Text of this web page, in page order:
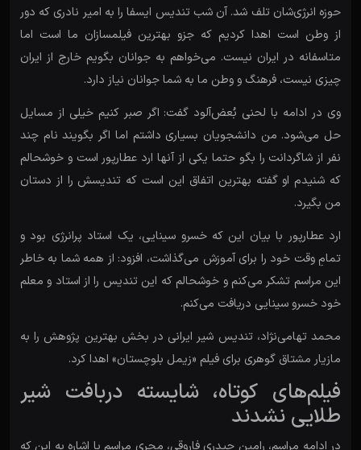
حوزه انرژی‌شان تلف شد. آن شب تندیس ایسفا را به امیر نادری که دور
از وطن است اهدا کردیم که جزو بهترین فیلمسازان ما است اما
متاسفانه در ایران نیست. می‌خواهم به جوانان بگویم خارج از ایران
چیزی نیست، فرهنگ و وطن ما به شما جوانان نیاز دارد.
وی در ادامه با لحنی بُعض‌آلود گفت: اگر صبر کنیم خیلی از مسایل
حل می‌شود. من دانشجویان بسیاری داشتم اما اگر بگویند نام چند
نفر از شاگردانت را بگو حتما یکی از آنها ارد عطارپور است و خوشحالم
که شنیدم او گفته بهترین اتفاق این است که تندیسش را از دستان
من بگیرد.
ارد عطارپور با بیان این که خسرو سینایی، یک استاد پرانرژی بود و
تمامِ وقت خود را برای آموزش می‌گذاشت، افزود: از همه شما به خاطر
این مراسم تشکر می‌کنم و خوشحالم که این تندیس را از استاد و معلم
خود خسرو سینایی دریافت می‌کنم.
محمد تهامی‌نژاد، تندیس شیر ایرانی در بخش بهترین پژوهش را به
مازیار مشتاق گوهری برای فیلم «زیمل بلوچستان» اهدا کرد.
فیلم‌های کوتاه، شایسته دربافت شیر
طلایی نشدند